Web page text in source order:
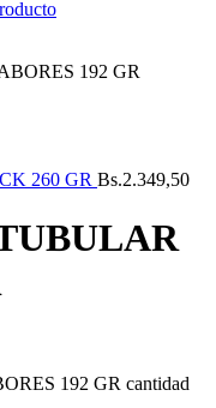
192 GR
260 GR Bs.2.349,50
192 GR cantidad